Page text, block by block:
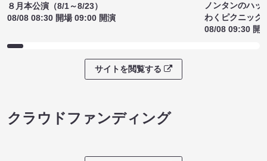
８月本公演（8/1～8/23）
08/08 08:30 開場 09:00 開演
ノンタンのハッ
わくピクニック
08/08 09:30 開
サイトを閲覧する
クラウドファンディング